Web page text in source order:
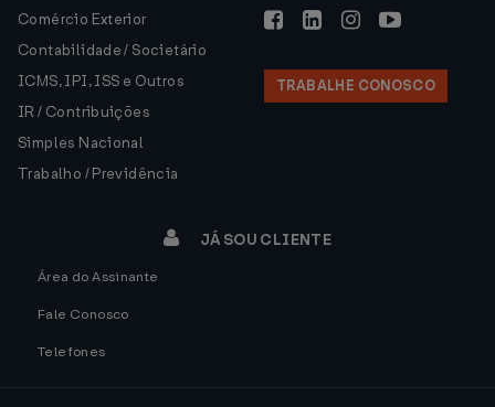
Comércio Exterior
Contabilidade / Societário
ICMS, IPI, ISS e Outros
IR / Contribuições
Simples Nacional
Trabalho / Previdência
TRABALHE CONOSCO
JÁ SOU CLIENTE
Área do Assinante
Fale Conosco
Telefones